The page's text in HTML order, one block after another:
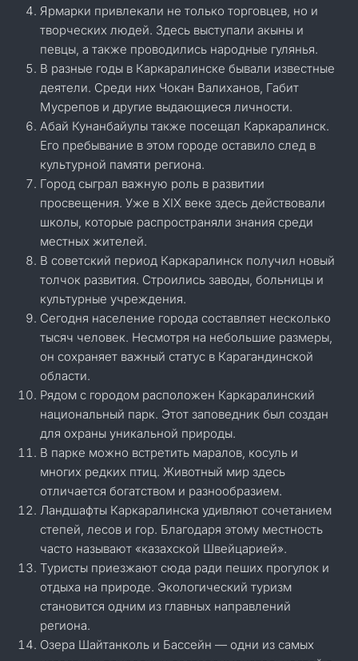
Ярмарки привлекали не только торговцев, но и
творческих людей. Здесь выступали акыны и
певцы, а также проводились народные гулянья.
В разные годы в Каркаралинске бывали известные
деятели. Среди них Чокан Валиханов, Габит
Мусрепов и другие выдающиеся личности.
Абай Кунанбайулы также посещал Каркаралинск.
Его пребывание в этом городе оставило след в
культурной памяти региона.
Город сыграл важную роль в развитии
просвещения. Уже в XIX веке здесь действовали
школы, которые распространяли знания среди
местных жителей.
В советский период Каркаралинск получил новый
толчок развития. Строились заводы, больницы и
культурные учреждения.
Сегодня население города составляет несколько
тысяч человек. Несмотря на небольшие размеры,
он сохраняет важный статус в Карагандинской
области.
Рядом с городом расположен Каркаралинский
национальный парк. Этот заповедник был создан
для охраны уникальной природы.
В парке можно встретить маралов, косуль и
многих редких птиц. Животный мир здесь
отличается богатством и разнообразием.
Ландшафты Каркаралинска удивляют сочетанием
степей, лесов и гор. Благодаря этому местность
часто называют «казахской Швейцарией».
Туристы приезжают сюда ради пеших прогулок и
отдыха на природе. Экологический туризм
становится одним из главных направлений
региона.
Озера Шайтанколь и Бассейн — одни из самых